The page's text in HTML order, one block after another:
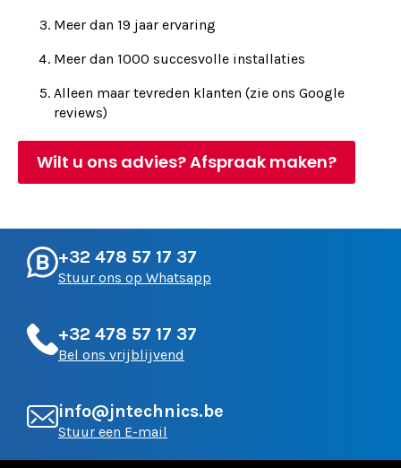
Meer dan 19 jaar ervaring
Meer dan 1000 succesvolle installaties
Alleen maar tevreden klanten (zie ons Google
reviews)
Wilt u ons advies? Afspraak maken?
+32 478 57 17 37
Stuur ons op Whatsapp
+32 478 57 17 37
Bel ons vrijblijvend
info@jntechnics.be
Stuur een E-mail